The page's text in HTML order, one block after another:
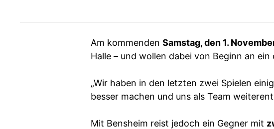
Am kommenden Samstag, den 1.
Halle – und wollen dabei von Beginn an
„Wir haben in den letzten zwei Spielen
besser machen und uns als Team
Mit Bensheim reist jedoch ein Gegner mit